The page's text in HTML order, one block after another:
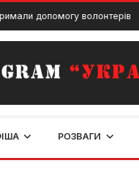
допомогу волонтерів
РОЗВАГИ